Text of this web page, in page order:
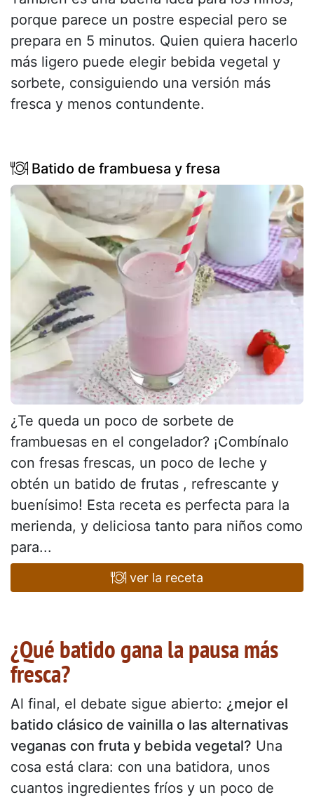
porque parece un postre especial pero se
prepara en 5 minutos. Quien quiera hacerlo
más ligero puede elegir bebida vegetal y
sorbete, consiguiendo una versión más
fresca y menos contundente.
Batido de frambuesa y fresa
¿Te queda un poco de sorbete de
frambuesas en el congelador? ¡Combínalo
con fresas frescas, un poco de leche y
obtén un batido de frutas , refrescante y
buenísimo! Esta receta es perfecta para la
merienda, y deliciosa tanto para niños como
para...
ver la receta
¿Qué batido gana la pausa más
fresca?
Al final, el debate sigue abierto: ¿mejor el
batido clásico de vainilla o las alternativas
veganas con fruta y bebida vegetal? Una
cosa está clara: con una batidora, unos
cuantos ingredientes fríos y un poco de